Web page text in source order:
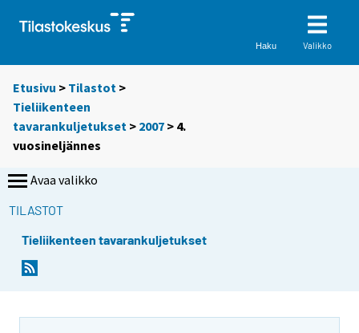
Haku Valikko
Etusivu > Tilastot >
Tieliikenteen
tavarankuljetukset > 2007 > 4.
vuosineljännes
Avaa valikko
TILASTOT
Tieliikenteen tavarankuljetukset